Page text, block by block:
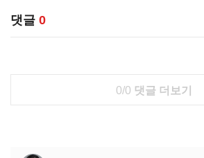
댓글 0
0/0 댓글 더보기